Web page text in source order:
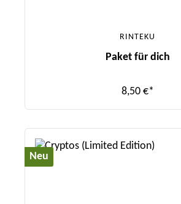
RINTEKU
Paket für dich
8,50 €*
Neu